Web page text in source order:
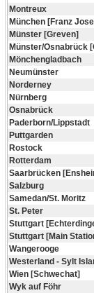
Montreux
München [Franz
Münster [Greven]
Münster/Osnabrück
Mönchengladbach
Neumünster
Norderney
Nürnberg
Osnabrück
Paderborn/Lippstadt
Puttgarden
Rostock
Rotterdam
Saarbrücken
Salzburg
Samedan/St. Moritz
St. Peter
Stuttgart
Stuttgart [Main
Wangerooge
Westerland - Sylt
Wien [Schwechat]
Wyk auf Föhr